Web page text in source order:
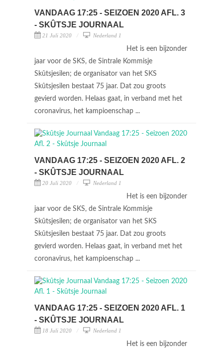
VANDAAG 17:25 - SEIZOEN 2020 AFL. 3
- SKÛTSJE JOURNAAL
21 Juli 2020 Nederland 1
Het is een bijzonder
jaar voor de SKS, de Sintrale Kommisje
Skûtsjesilen; de organisator van het SKS
Skûtsjesilen bestaat 75 jaar. Dat zou groots
gevierd worden. Helaas gaat, in verband met het
coronavirus, het kampioenschap ...
VANDAAG 17:25 - SEIZOEN 2020 AFL. 2
- SKÛTSJE JOURNAAL
20 Juli 2020 Nederland 1
Het is een bijzonder
jaar voor de SKS, de Sintrale Kommisje
Skûtsjesilen; de organisator van het SKS
Skûtsjesilen bestaat 75 jaar. Dat zou groots
gevierd worden. Helaas gaat, in verband met het
coronavirus, het kampioenschap ...
VANDAAG 17:25 - SEIZOEN 2020 AFL. 1
- SKÛTSJE JOURNAAL
18 Juli 2020 Nederland 1
Het is een bijzonder